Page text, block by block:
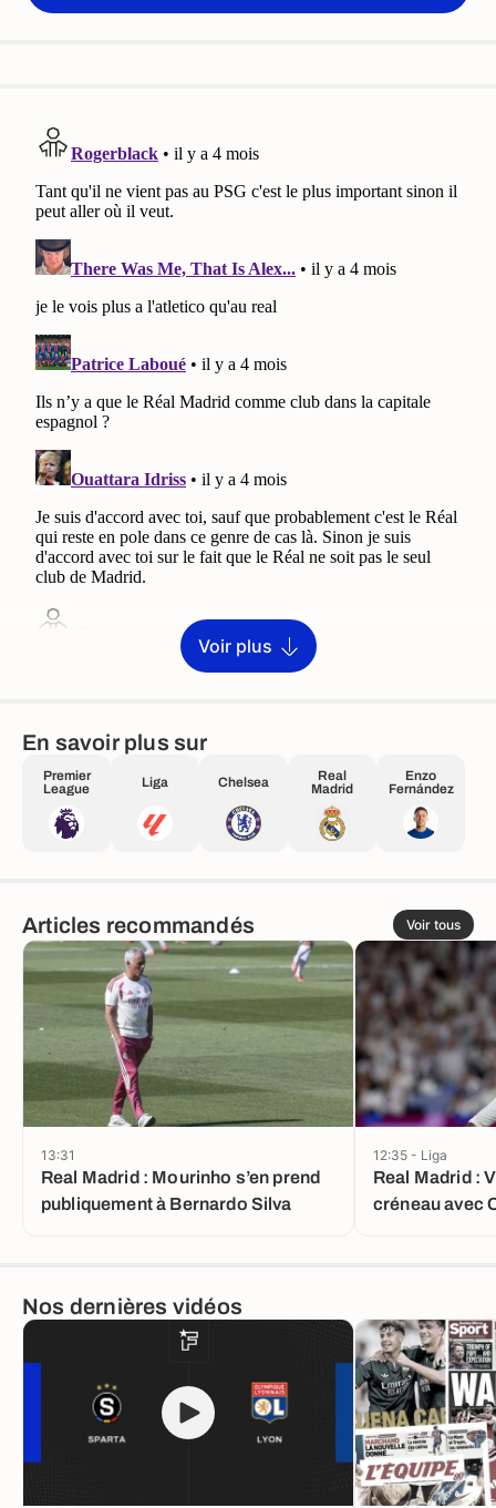
Voir plus
En savoir plus sur
Premier
League
Liga Chelsea
Real
Madrid
Enzo
Fernández
Articles recommandés Voir tous
Real Madrid : Mourinho s’en prend
publiquement à Bernardo Silva
13:31
Real Madrid :
créneau avec
12:35 - Liga
Nos dernières vidéos